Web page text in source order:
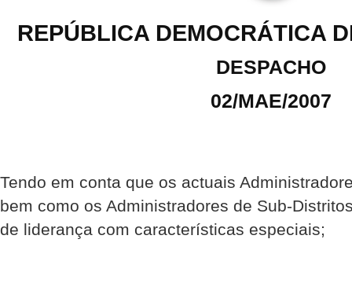
REPÚBLICA DEMOCRÁTICA
DESPACHO
02/MAE/2007
Tendo em conta que os actuais
bem como os Administradores de Sub-
de liderança com características especiais;